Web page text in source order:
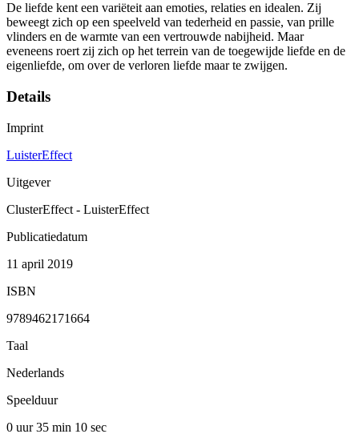
De liefde kent een variëteit aan emoties, relaties en idealen. Zij
beweegt zich op een speelveld van tederheid en passie, van prille
vlinders en de warmte van een vertrouwde nabijheid. Maar
eveneens roert zij zich op het terrein van de toegewijde liefde en de
eigenliefde, om over de verloren liefde maar te zwijgen.
Details
Imprint
LuisterEffect
Uitgever
ClusterEffect - LuisterEffect
Publicatiedatum
11 april 2019
ISBN
9789462171664
Taal
Nederlands
Speelduur
0 uur 35 min 10 sec